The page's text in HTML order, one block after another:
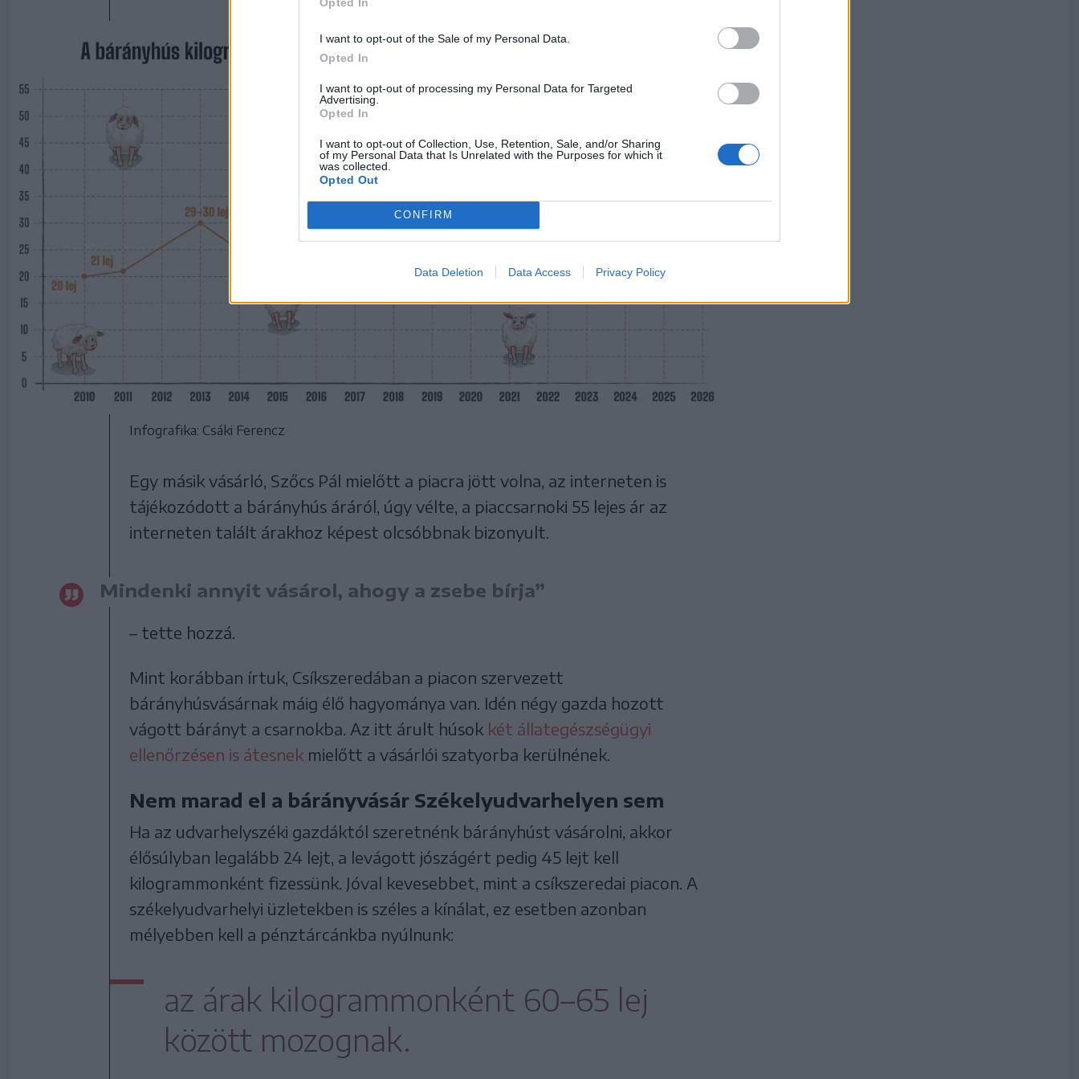
I want to opt-out of the Sale of my Personal Data.
Opted In
I want to opt-out of processing my Personal Data for Targeted
Advertising.
Opted In
I want to opt-out of Collection, Use, Retention, Sale, and/or Sharing
of my Personal Data that Is Unrelated with the Purposes for which it
was collected.
Opted Out
CONFIRM
Data Deletion Data Access Privacy Policy
Infografika: Csáki Ferencz
Egy másik vásárló, Szőcs Pál mielőtt a piacra jött volna, az interneten is
tájékozódott a bárányhús áráról, úgy vélte, a piaccsarnoki 55 lejes ár az
interneten talált árakhoz képest olcsóbbnak bizonyult.
Mindenki annyit vásárol, ahogy a zsebe bírja”
– tette hozzá.
Mint korábban írtuk, Csíkszeredában a piacon szervezett
bárányhúsvásárnak máig élő hagyománya van. Idén négy gazda hozott
vágott bárányt a csarnokba. Az itt árult húsok két állategészségügyi
ellenőrzésen is átesnek mielőtt a vásárlói szatyorba kerülnének.
Nem marad el a bárányvásár Székelyudvarhelyen sem
Ha az udvarhelyszéki gazdáktól szeretnénk bárányhúst vásárolni, akkor
élősúlyban legalább 24 lejt, a levágott jószágért pedig 45 lejt kell
kilogrammonként fizessünk. Jóval kevesebbet, mint a csíkszeredai piacon. A
székelyudvarhelyi üzletekben is széles a kínálat, ez esetben azonban
mélyebben kell a pénztárcánkba nyúlnunk:
az árak kilogrammonként 60–65 lej
között mozognak.